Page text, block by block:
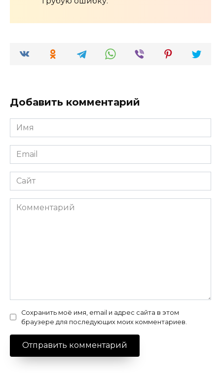
Добавить комментарий
Имя
*
Email
*
Сайт
Комментарий
Сохранить моё имя, email и адрес сайта в этом
браузере для последующих моих комментариев.